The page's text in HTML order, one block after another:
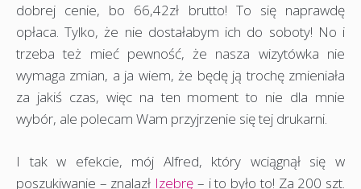
dobrej cenie, bo 66,42zł brutto! To się naprawdę
opłaca. Tylko, że nie dostałabym ich do soboty! No i
trzeba też mieć pewność, że nasza wizytówka nie
wymaga zmian, a ja wiem, że będę ją trochę zmieniała
za jakiś czas, więc na ten moment to nie dla mnie
wybór, ale polecam Wam przyjrzenie się tej drukarni.
I tak w efekcie, mój Alfred, który wciągnął się w
poszukiwanie – znalazł Izebrę – i to było to! Za 200 szt.